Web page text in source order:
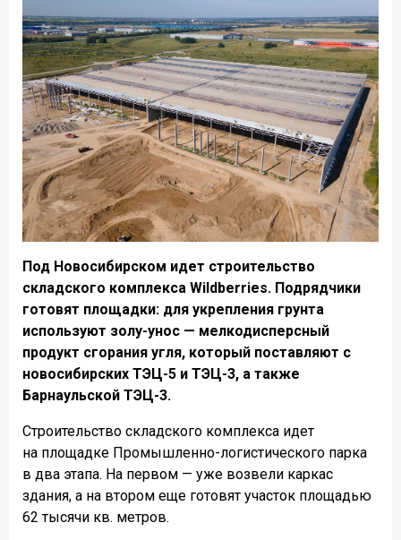
Под Новосибирском идет строительство
складского комплекса Wildberries. Подрядчики
готовят площадки: для укрепления грунта
используют золу-унос — мелкодисперсный
продукт сгорания угля, который поставляют с
новосибирских ТЭЦ-5 и ТЭЦ-3, а также
Барнаульской ТЭЦ-3.
Строительство складского комплекса идет
на площадке Промышленно-логистического парка
в два этапа. На первом — уже возвели каркас
здания, а на втором еще готовят участок площадью
62 тысячи кв. метров.